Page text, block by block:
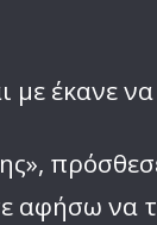
έκανε
να